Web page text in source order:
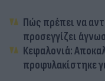
Πώς πρέπει να
προσεγγίζει
Κεφαλονιά:
προφυλακίστηκε